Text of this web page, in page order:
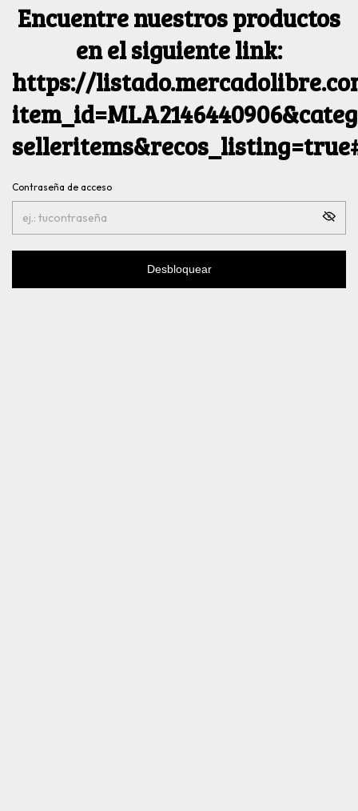
Encuentre nuestros productos
en el siguiente link:
https://
Contraseña de acceso
Desbloquear